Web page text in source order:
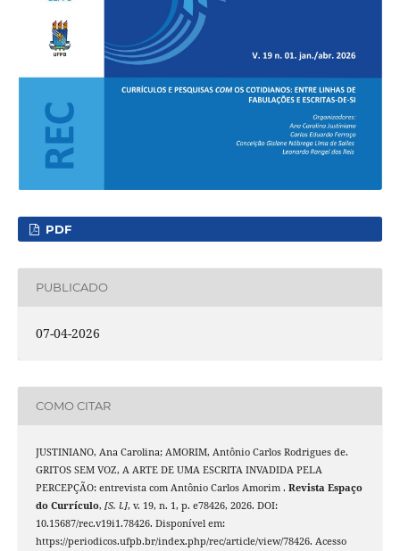
PDF
PUBLICADO
07-04-2026
COMO CITAR
JUSTINIANO, Ana Carolina; AMORIM, Antônio Carlos Rodrigues de.
GRITOS SEM VOZ, A ARTE DE UMA ESCRITA INVADIDA PELA
PERCEPÇÃO: entrevista com Antônio Carlos Amorim . Revista Espaço
do Currículo, [S. l.], v. 19, n. 1, p. e78426, 2026. DOI:
10.15687/rec.v19i1.78426. Disponível em:
https://periodicos.ufpb.br/index.php/rec/article/view/78426. Acesso